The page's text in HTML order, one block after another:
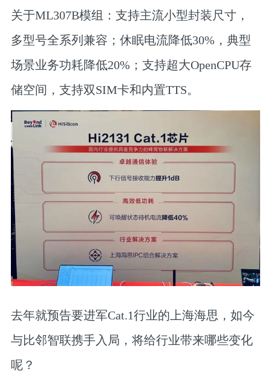
关于ML307B模组： 支持主流小型封装尺寸，
多型号全系列兼容；休眠电流降低30%，典型
场景业务功耗降低20%；支持超大OpenCPU存
储空间，支持双SIM卡和内置TTS。
去年就预告要进军Cat.1行业的上海海思，如今
与比邻智联携手入局，将给行业带来哪些变化
呢？